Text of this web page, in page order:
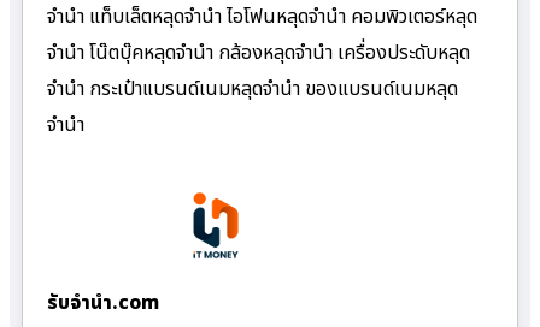
จำนำ แท็บเล็ตหลุดจำนำ ไอโฟนหลุดจำนำ คอมพิวเตอร์หลุด
จำนำ โน๊ตบุ๊คหลุดจำนำ กล้องหลุดจำนำ เครื่องประดับหลุด
จำนำ กระเป๋าแบรนด์เนมหลุดจำนำ ของแบรนด์เนมหลุด
จำนำ
รับจํานํา.com